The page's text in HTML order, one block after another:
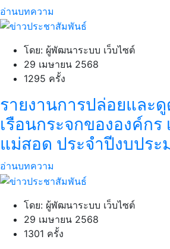
อ่านบทความ
โดย: ผู้พัฒนาระบบ เว็บไซต์
29 เมษายน 2568
1295 ครั้ง
รายงานการปล่อยและ
เรือนกระจกขององค์กร
แม่สอด ประจำปีงบปร
อ่านบทความ
โดย: ผู้พัฒนาระบบ เว็บไซต์
29 เมษายน 2568
1301 ครั้ง